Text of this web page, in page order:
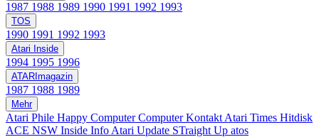
1987 1988 1989 1990 1991 1992 1993
TOS
1990 1991 1992 1993
Atari Inside
1994 1995 1996
ATARImagazin
1987 1988 1989
Mehr
Atari Phile Happy ComputerComputer Kontakt Atari Times Hitdisk
ACE NSW Inside Info Atari Update STraight Up atos